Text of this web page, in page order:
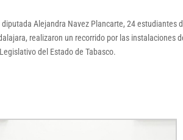
Alejandra Navez Plancarte, 24 estudiantes
realizaron un recorrido por las instalaciones
del Estado de Tabasco.